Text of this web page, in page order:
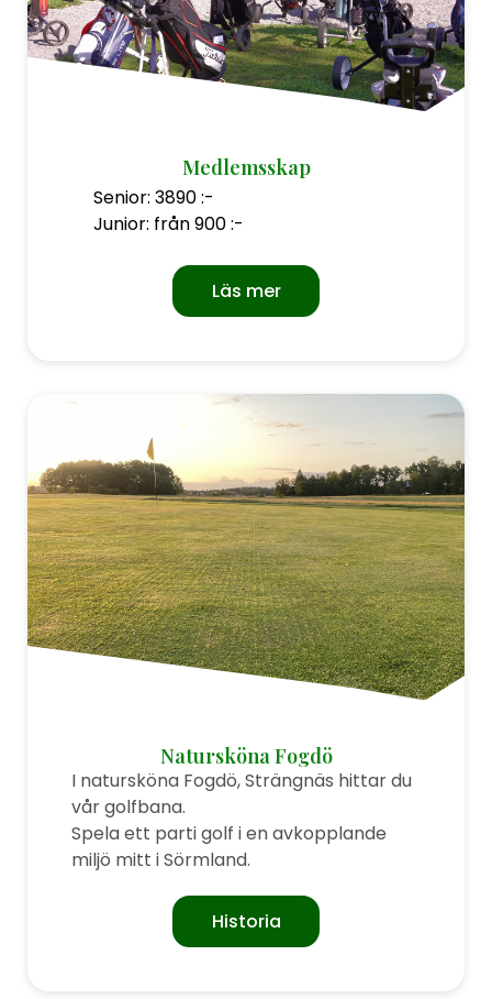
Medlemsskap
Senior: 3890 :-
Junior: från 900 :-
Läs mer
Natursköna Fogdö
I natursköna Fogdö, Strängnäs hittar du
vår golfbana.
Spela ett parti golf i en avkopplande
miljö mitt i Sörmland.
Historia